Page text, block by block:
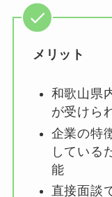
メリット
和歌山県
が受けら
企業の特
している
能
直接面談